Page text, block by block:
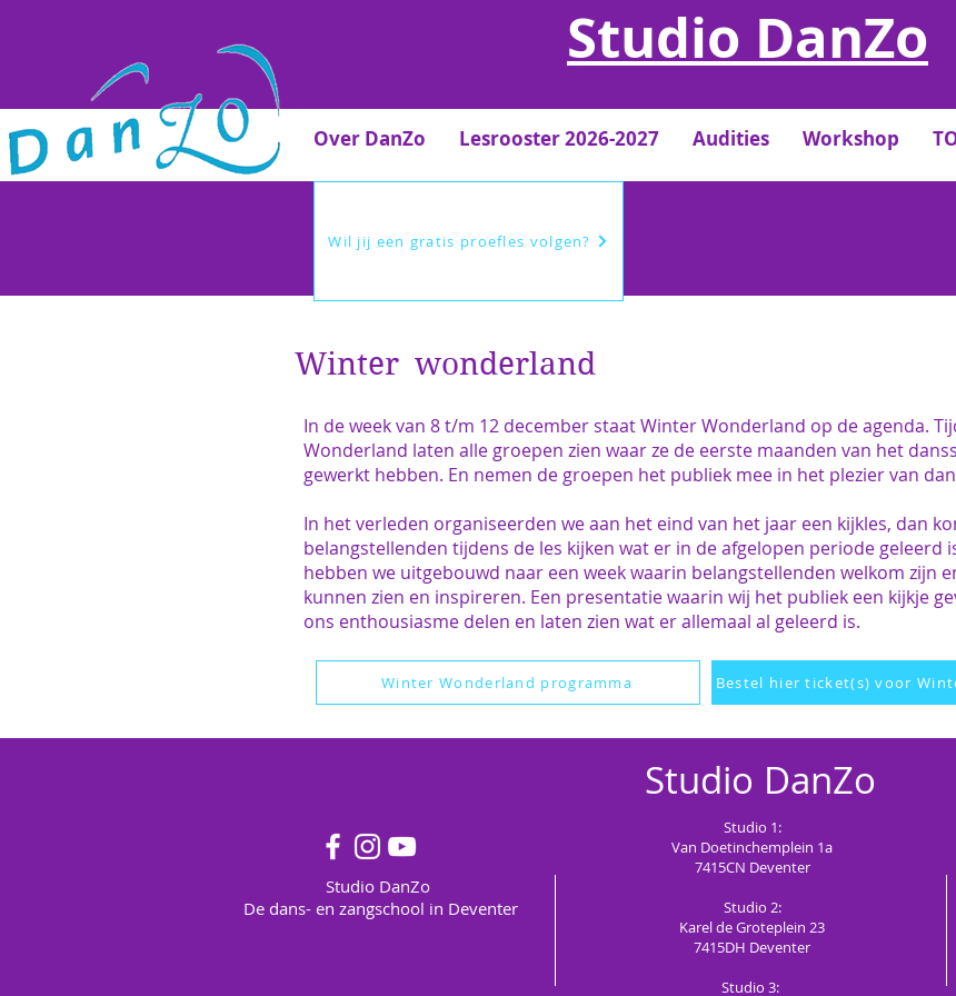
Studio DanZo
Over DanZo Lesrooster 2026-2027 Audities Workshop
Wil jij een gratis proefles volgen?
Winter wonderland
In de week van 8 t/m 12 december staat Winter Wonderland op de agenda.
Wonderland laten alle groepen zien waar ze de eerste maanden van het
gewerkt hebben. En nemen de groepen het publiek mee in het plezier van
In het verleden organiseerden we aan het eind van het jaar een kijkles, dan
belangstellenden tijdens de les kijken wat er in de afgelopen periode geleerd
hebben we uitgebouwd naar een week waarin belangstellenden welkom zijn
kunnen zien en inspireren. Een presentatie waarin wij het publiek een kijkje
ons enthousiasme delen en laten zien wat er allemaal al geleerd is.
Winter Wonderland programma Bestel hier ticket(s) voor
Studio DanZo
Studio DanZo
De dans- en zangschool in Deventer
Studio 1:
Van Doetinchemplein 1a
7415CN Deventer
Studio 2:
Karel de Groteplein 23
7415DH Deventer
Studio 3: